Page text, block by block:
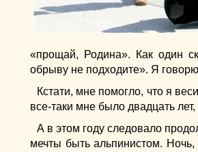
«прощай, Родина». Как один
обрыву не подходите». Я
Кстати, мне помогло, что я
все-таки мне было двадцать
А в этом году следовало
мечты быть альпинистом.